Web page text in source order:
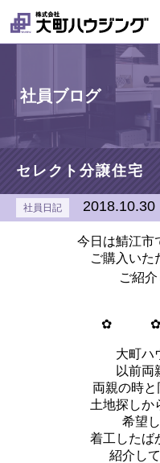
社員ブログ
セレクト分譲住宅
社員日記 2018.10.30
今日は鯖江市
ご購入いた
ご紹介
✿
大町ハ
以前両
両親の時
土地探しか
希望
着工したば
紹介し